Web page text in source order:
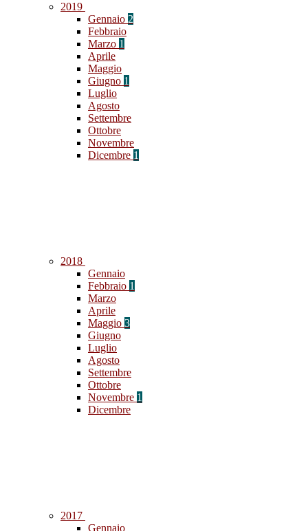
2019
Gennaio 2
Febbraio
Marzo 1
Aprile
Maggio
Giugno 1
Luglio
Agosto
Settembre
Ottobre
Novembre
Dicembre 1
2018
Gennaio
Febbraio 1
Marzo
Aprile
Maggio 3
Giugno
Luglio
Agosto
Settembre
Ottobre
Novembre 1
Dicembre
2017
Gennaio